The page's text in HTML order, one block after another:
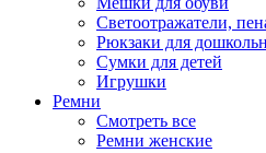
Светоотражатели,
Рюкзаки для
Сумки для детей
Игрушки
Ремни
Смотреть все
Ремни женские